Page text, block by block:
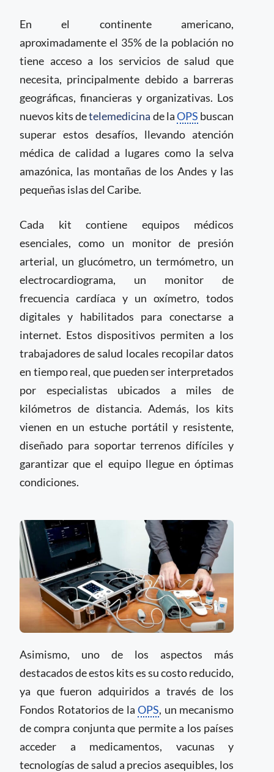
En el continente americano,
aproximadamente el 35% de la población no
tiene acceso a los servicios de salud que
necesita, principalmente debido a barreras
geográficas, financieras y organizativas. Los
nuevos kits detelemedicina de laOPS buscan
superar estos desafíos, llevando atención
médica de calidad a lugares como la selva
amazónica, las montañas de los Andes y las
pequeñas islas del Caribe.
Cada kit contiene equipos médicos
esenciales, como un monitor de presión
arterial, un glucómetro, un termómetro, un
electrocardiograma, un monitor de
frecuencia cardíaca y un oxímetro, todos
digitales y habilitados para conectarse a
internet. Estos dispositivos permiten a los
trabajadores de salud locales recopilar datos
en tiempo real, que pueden ser interpretados
por especialistas ubicados a miles de
kilómetros de distancia. Además, los kits
vienen en un estuche portátil y resistente,
diseñado para soportar terrenos difíciles y
garantizar que el equipo llegue en óptimas
condiciones.
Asimismo, uno de los aspectos más
destacados de estos kits es su costo reducido,
ya que fueron adquiridos a través de los
Fondos Rotatorios de la OPS, un mecanismo
de compra conjunta que permite a los países
acceder a medicamentos, vacunas y
tecnologías de salud a precios asequibles, los